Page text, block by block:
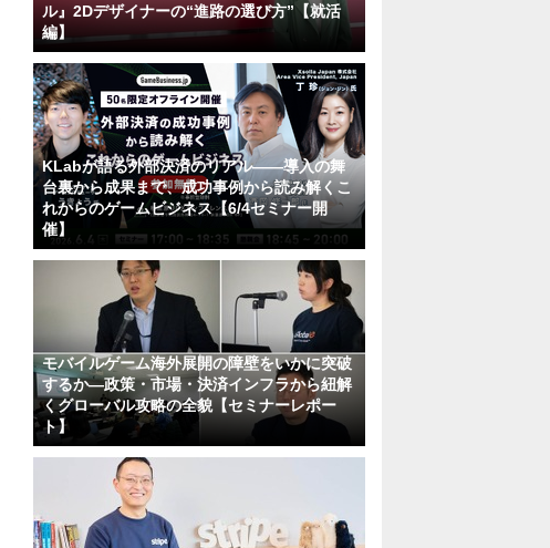
ル』2Dデザイナーの“進路の選び方”【就活
編】
KLabが語る外部決済のリアル――導入の舞
台裏から成果まで、成功事例から読み解くこ
れからのゲームビジネス【6/4セミナー開
催】
モバイルゲーム海外展開の障壁をいかに突破
するか―政策・市場・決済インフラから紐解
くグローバル攻略の全貌【セミナーレポー
ト】